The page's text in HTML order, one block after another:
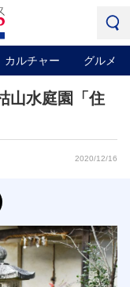
カルチャー グルメ
山水庭園「住
2020/12/16
Next